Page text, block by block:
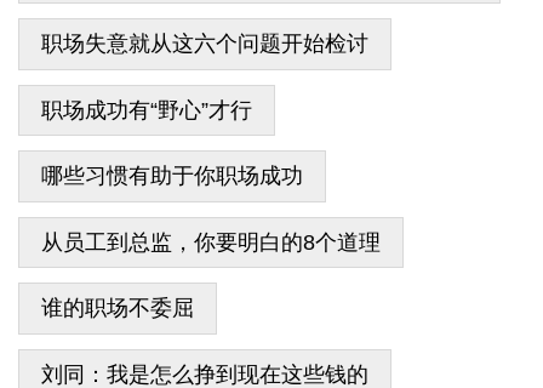
职场失意就从这六个问题开始检讨
职场成功有“野心”才行
哪些习惯有助于你职场成功
从员工到总监，你要明白的8个道理
谁的职场不委屈
刘同：我是怎么挣到现在这些钱的